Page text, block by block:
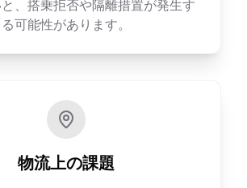
、搭乗拒否や隔離措置が発生す
る可能性があります。
物流上の課題